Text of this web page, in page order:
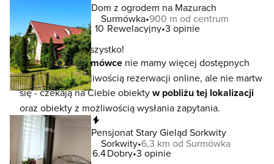
Dom z ogrodem na Mazurach
Surmówka 900 m od centrum
10 Rewelacyjny 3 opinie
To jeszcze nie wszystko!
W lokalizacjiSurmówce nie mamy więcej dostępnych
noclegów z możliwością rezerwacji online, ale nie martw
się - czekają na Ciebie obiektyw pobliżu tej lokalizacji
oraz obiekty z możliwością wysłania zapytania.
Pensjonat Stary Gieląd Sorkwity
Sorkwity 6,3 km od Surmówka
6.4Dobry 3 opinie